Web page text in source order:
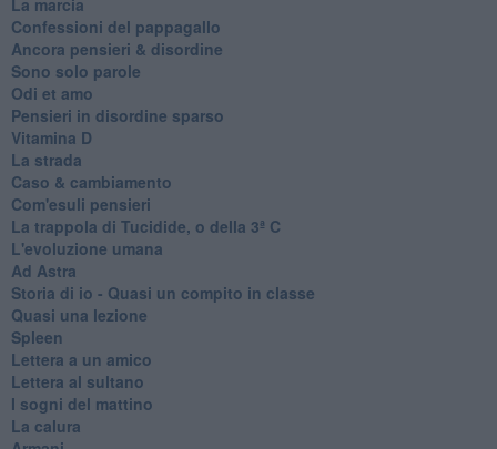
Confessioni del pappagallo
Ancora pensieri & disordine
Sono solo parole
Odi et amo
Pensieri in disordine sparso
Vitamina D
La strada
Caso & cambiamento
Com'esuli pensieri
La trappola di Tucidide, o della 3ª C
L'evoluzione umana
Ad Astra
Storia di io - Quasi un compito in classe
Quasi una lezione
Spleen
Lettera a un amico
Lettera al sultano
I sogni del mattino
La calura